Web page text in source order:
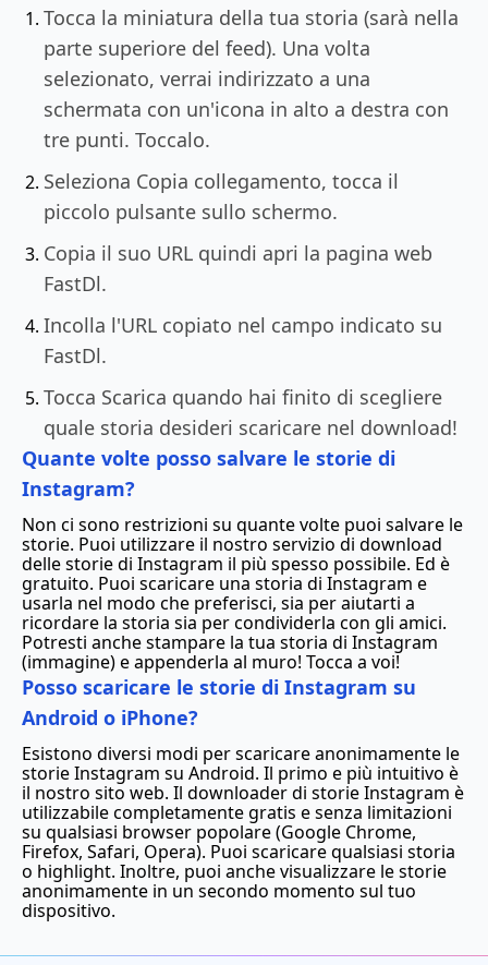
Tocca la miniatura della tua storia (sarà nella
parte superiore del feed). Una volta
selezionato, verrai indirizzato a una
schermata con un'icona in alto a destra con
tre punti. Toccalo.
Seleziona Copia collegamento, tocca il
piccolo pulsante sullo schermo.
Copia il suo URL quindi apri la pagina web
FastDl.
Incolla l'URL copiato nel campo indicato su
FastDl.
Tocca Scarica quando hai finito di scegliere
quale storia desideri scaricare nel download!
Quante volte posso salvare le storie di
Instagram?
Non ci sono restrizioni su quante volte puoi salvare le
storie. Puoi utilizzare il nostro servizio di download
delle storie di Instagram il più spesso possibile. Ed è
gratuito. Puoi scaricare una storia di Instagram e
usarla nel modo che preferisci, sia per aiutarti a
ricordare la storia sia per condividerla con gli amici.
Potresti anche stampare la tua storia di Instagram
(immagine) e appenderla al muro! Tocca a voi!
Posso scaricare le storie di Instagram su
Android o iPhone?
Esistono diversi modi per scaricare anonimamente le
storie Instagram su Android. Il primo e più intuitivo è
il nostro sito web. Il downloader di storie Instagram è
utilizzabile completamente gratis e senza limitazioni
su qualsiasi browser popolare (Google Chrome,
Firefox, Safari, Opera). Puoi scaricare qualsiasi storia
o highlight. Inoltre, puoi anche visualizzare le storie
anonimamente in un secondo momento sul tuo
dispositivo.